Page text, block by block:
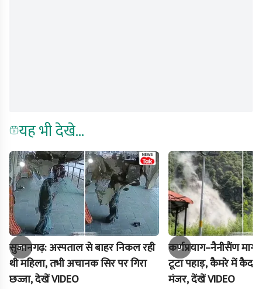
यह भी देखे...
सुजानगढ़: अस्पताल से बाहर निकल रही
थी महिला, तभी अचानक सिर पर गिरा
छज्जा, देखें VIDEO
कर्णप्रयाग–नैनीसैंण
टूटा पहाड़, कैमरे में कैद
मंजर, देंखें VIDEO